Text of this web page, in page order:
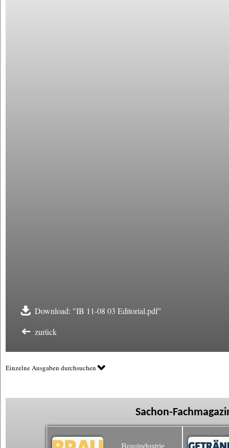
Download: "IB 11-08 03 Editorial.pdf"
zurück
Einzelne Ausgaben durchsuchen
Sachon-
Brauindustrie